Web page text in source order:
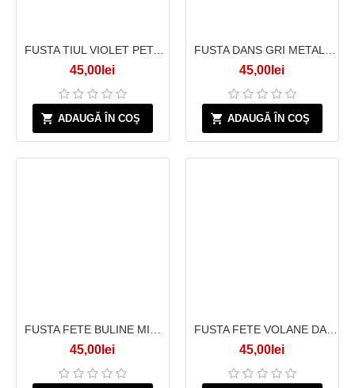
FUSTA TIUL VIOLET PETALE LILA
45,00lei
ADAUGĂ ÎN COŞ
45,00lei
ADAUGĂ ÎN COŞ
45,00lei
FUSTA FETE VOLANE DANTELA ALBA
45,00lei